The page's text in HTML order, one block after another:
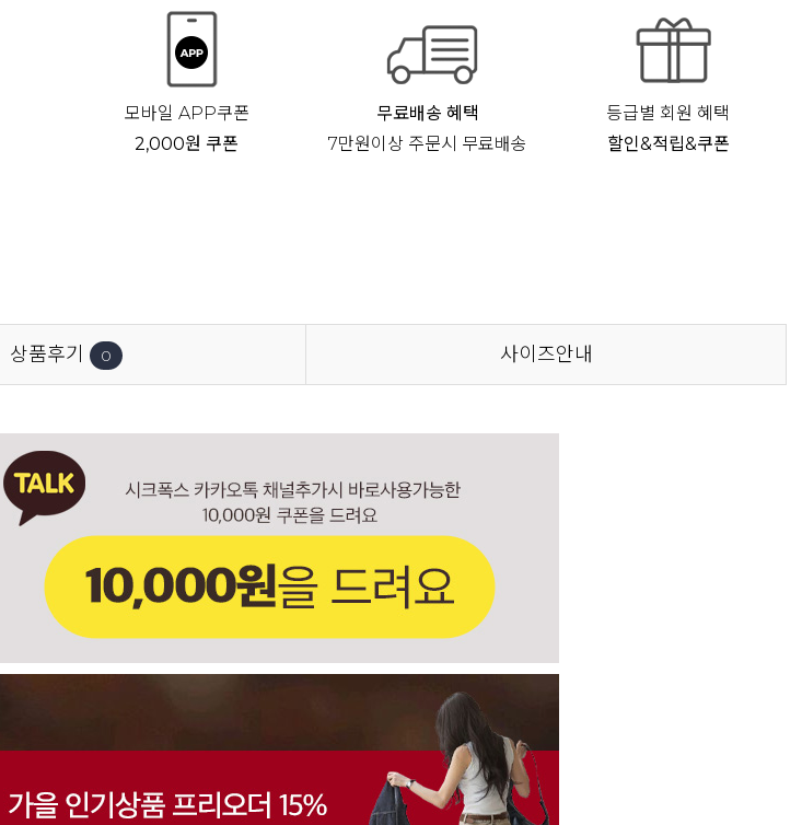
모바일 APP쿠폰
2,000원 쿠폰
무료배송 혜택
7만원이상 주문시 무료배송
등급별 회원 혜택
할인&적립&쿠폰
상품후기 0 사이즈안내